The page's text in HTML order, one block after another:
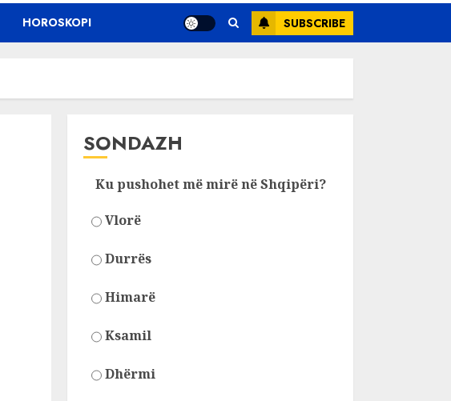
HOROSKOPI SUBSCRIBE
SONDAZH
Ku pushohet më mirë në Shqipëri?
Vlorë
Durrës
Himarë
Ksamil
Dhërmi